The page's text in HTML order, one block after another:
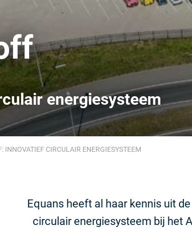
energiesysteem
INNOVATIEF CIRCULAIR ENERGIESYSTEEM
Equans heeft al haar kennis uit
circulair energiesysteem bij het